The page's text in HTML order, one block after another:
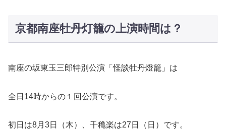
京都南座牡丹灯籠の上演時間は？
南座の坂東玉三郎特別公演「怪談牡丹燈籠」は
全日14時からの１回公演です。
初日は8月3日（木）、千穐楽は27日（日）です。